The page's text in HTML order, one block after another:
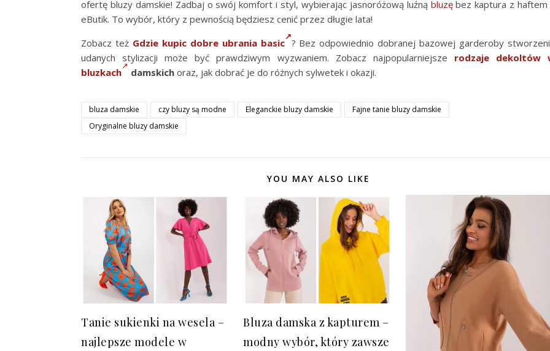
ofertę bluzy damskie! Zadbaj o swój komfort i styl, wybierając jasnoróżową luźną bluzębez kaptura z haftem
eButik. To wybór, który z pewnością będziesz cenić przez długie lata!
Zobacz też Gdzie kupic dobre ubrania basic ? Bez odpowiednio dobranej bazowej garderoby
udanych stylizacji może być prawdziwym wyzwaniem. Zobacz najpopularniejsze rodzaje dekoltów
bluzkach
damskich oraz, jak dobrać je do różnych sylwetek i okazji.
bluza damskie czy bluzy są modne Eleganckie bluzy damskie
Fajne tanie bluzy damskie
Oryginalne bluzy damskie
YOU MAY ALSO LIKE
Tanie sukienki na wesela –
najlepsze modele w
Bluza damska z kapturem –
modny wybór, który zawsze